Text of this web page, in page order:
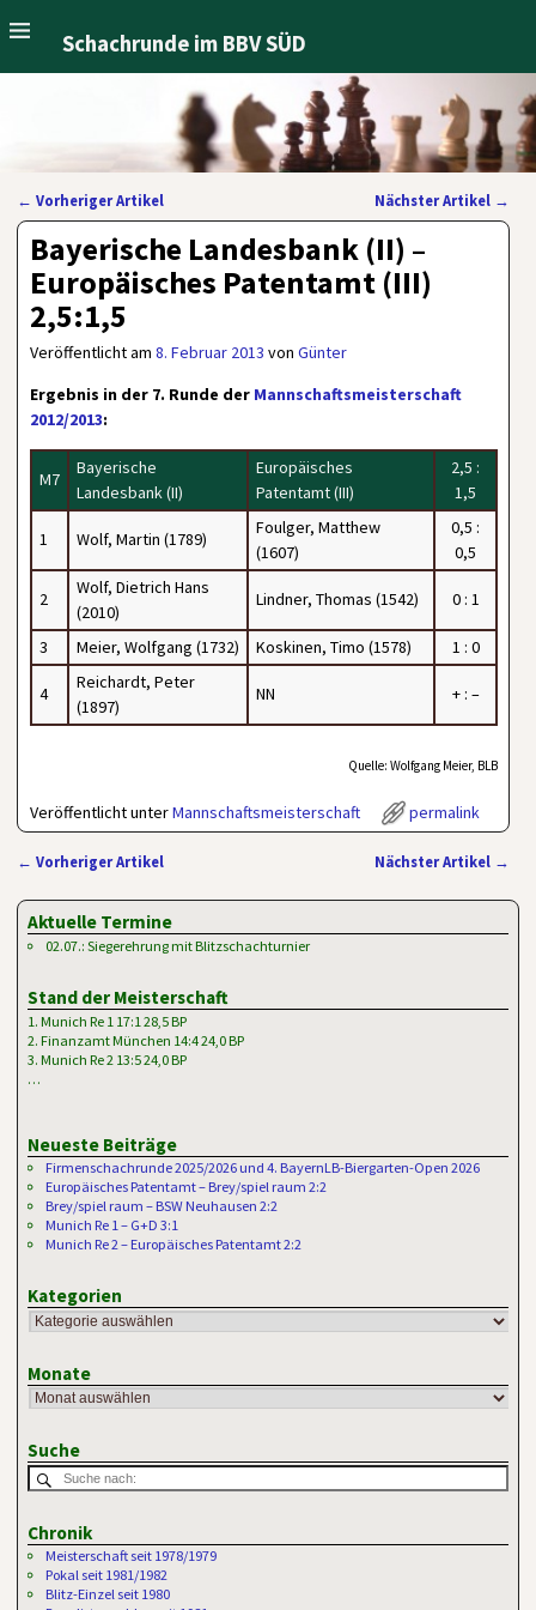
Schachrunde im BBV SÜD
Artikelnavigation
← Vorheriger Artikel Nächster Artikel →
Bayerische Landesbank (II) –
Europäisches Patentamt (III)
2,5:1,5
Veröffentlicht am8. Februar 2013 vonGünter
Ergebnis in der 7. Runde der Mannschaftsmeisterschaft
2012/2013:
M7
Bayerische
Landesbank (II)
Europäisches
Patentamt (III)
2,5 :
1,5
1 Wolf, Martin (1789)
Foulger, Matthew
(1607)
0,5 :
0,5
2
Wolf, Dietrich Hans
(2010)
Lindner, Thomas (1542) 0 : 1
3 Meier, Wolfgang (1732) Koskinen, Timo (1578) 1 : 0
4
Reichardt, Peter
(1897)
NN + : –
Quelle: Wolfgang Meier, BLB
Veröffentlicht unterMannschaftsmeisterschaft permalink
← Vorheriger Artikel Nächster Artikel →
Aktuelle Termine
02.07.: Siegerehrung mit Blitzschachturnier
Stand der Meisterschaft
1. Munich Re 1 17:1 28,5 BP
2. Finanzamt München 14:4 24,0 BP
3. Munich Re 2 13:5 24,0 BP
…
Neueste Beiträge
Firmenschachrunde 2025/2026 und 4. BayernLB-Biergarten-Open 2026
Europäisches Patentamt – Brey/spiel raum 2:2
Brey/spiel raum – BSW Neuhausen 2:2
Munich Re 1 – G+D 3:1
Munich Re 2 – Europäisches Patentamt 2:2
Kategorien
Monate
Suche
Chronik
Meisterschaft seit 1978/1979
Pokal seit 1981/1982
Blitz-Einzel seit 1980